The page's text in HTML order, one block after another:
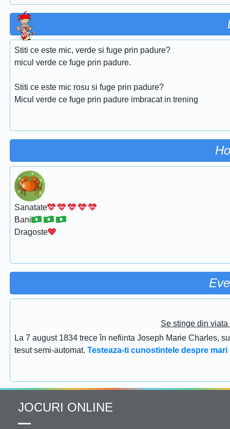
Stiti ce este mic, verde si fuge prin padure?
micul verde ce fuge prin padure.
Stiti ce este mic rosu si fuge prin padure?
Micul verde ce fuge prin padure imbracat in trening
Sanatate
Bani
Dragoste
Se stinge din
La 7 august 1834 trece în nefiinta Joseph Marie Charles,
tesut semi-automat. Testeaza-ti cunostintele despre
JOCURI ONLINE